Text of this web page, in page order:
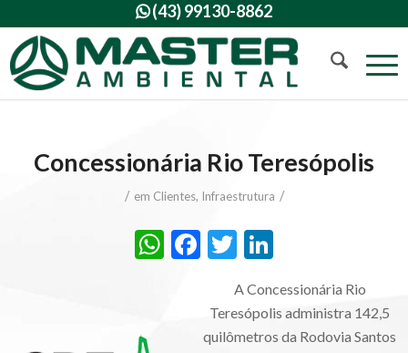
(43) 99130-8862
Concessionária Rio Teresópolis
/ em Clientes, Infraestrutura /
WhatsApp
Facebook
Twitter
A Concessionária Rio
Teresópolis administra 142,5
quilômetros da Rodovia Santos